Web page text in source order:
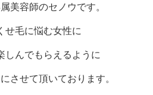
美容師のセノウです。
せ毛に悩む女性に
しんでもらえるように
させて頂いております。